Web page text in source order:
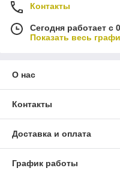
Контакты
Сегодня работает с
Показать весь
О нас
Контакты
Доставка и оплата
График работы